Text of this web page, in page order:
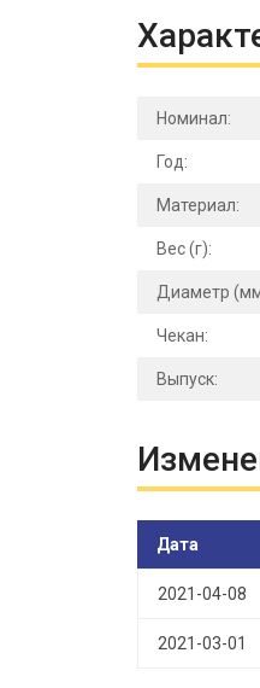
Номинал:
Год:
Материал:
Вес (г):
Диаметр
Чекан:
Выпуск:
Дата
2021-04-08
2021-03-01